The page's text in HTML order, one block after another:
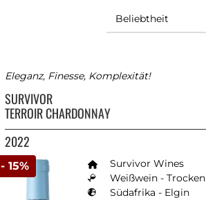
- 15%
Eleganz, Finesse, Komplexität!
SURVIVOR
TERROIR CHARDONNAY
2022
Survivor Wines
Weißwein - Trocken
Südafrika - Elgin